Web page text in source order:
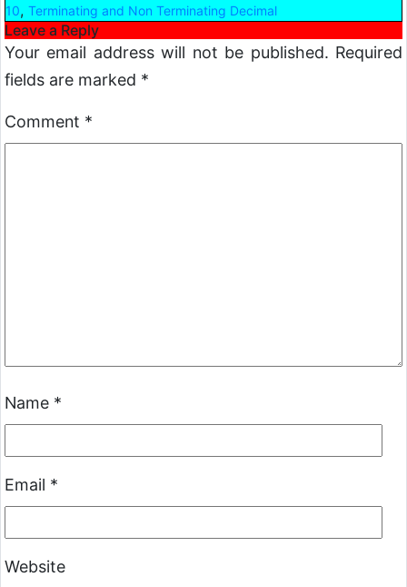
10, Terminating and Non Terminating Decimal
Leave a Reply
Your email address will not be published. Required
fields are marked *
Comment *
Name *
Email *
Website